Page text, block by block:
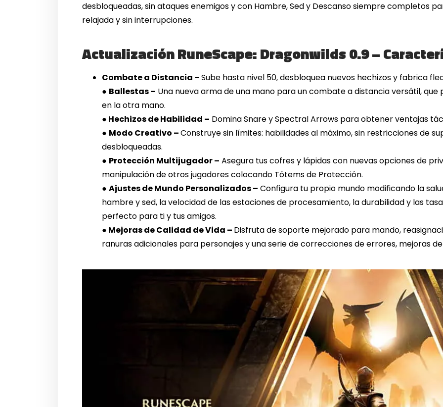
desbloqueadas, sin ataques enemigos y con Hambre, Sed y Descanso siempre completos
relajada y sin interrupciones.
Actualización RuneScape: Dragonwilds 0.9 –
Combate a Distancia –Sube hasta nivel 50, desbloquea nuevos hechizos y fabrica
● Ballestas – Una nueva arma de una mano para un combate a distancia versátil,
en la otra mano.
● Hechizos de Habilidad – Domina Snare y Spectral Arrows para obtener ventajas
● Modo Creativo –Construye sin límites: habilidades al máximo, sin restricciones de
desbloqueadas.
● Protección Multijugador – Asegura tus cofres y lápidas con nuevas opciones de
manipulación de otros jugadores colocando Tótems de Protección.
●Ajustes de Mundo Personalizados – Configura tu propio mundo modificando la
hambre y sed, la velocidad de las estaciones de procesamiento, la durabilidad y las
perfecto para ti y tus amigos.
● Mejoras de Calidad de Vida – Disfruta de soporte mejorado para mando,
ranuras adicionales para personajes y una serie de correcciones de errores, mejoras